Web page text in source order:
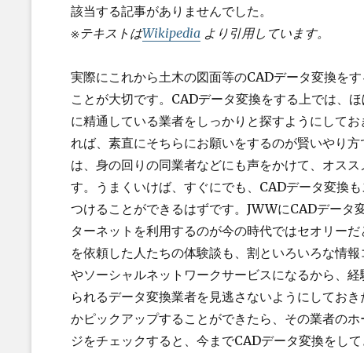
該当する記事がありませんでした。
※テキストはWikipedia より引用しています。
実際にこれから土木の図面等のCADデータ変換を
ことが大切です。CADデータ変換をする上では、
に精通している業者をしっかりと探すようにして
れば、素直にそちらにお願いをするのが賢いやり
は、身の回りの同業者などにも声をかけて、オス
す。うまくいけば、すぐにでも、CADデータ変換
つけることができるはずです。JWWにCADデータ
ターネットを利用するのが今の時代ではセオリー
を依頼した人たちの体験談も、割といろいろな情
やソーシャルネットワークサービスになるから、
られるデータ変換業者を見逃さないようにしてお
かピックアップすることができたら、その業者の
ジをチェックすると、今までCADデータ変換をし